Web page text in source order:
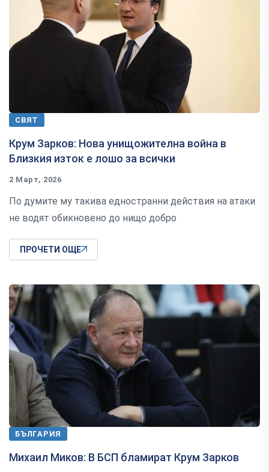
СВЯТ
Крум Зарков: Нова унищожителна война в
Близкия изток е лошо за всички
2 Март, 2026
По думите му такива едностранни действия на атаки
не водят обикновено до нищо добро
ПРОЧЕТИ ОЩЕ
БЪЛГАРИЯ
Михаил Миков: В БСП бламират Крум Зарков